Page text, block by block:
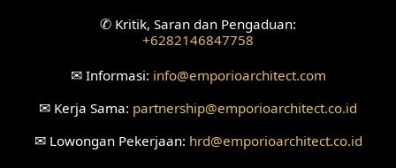
Desain Ruang Perawatan
Desain Eksterior Klinik
✆ Kritik, Saran dan Pengaduan:
+6282146847758
✉Informasi: info@emporioarchitect.com
✉ Kerja Sama: partnership@emporioarchitect.co.id
✉Lowongan Pekerjaan: hrd@emporioarchitect.co.id